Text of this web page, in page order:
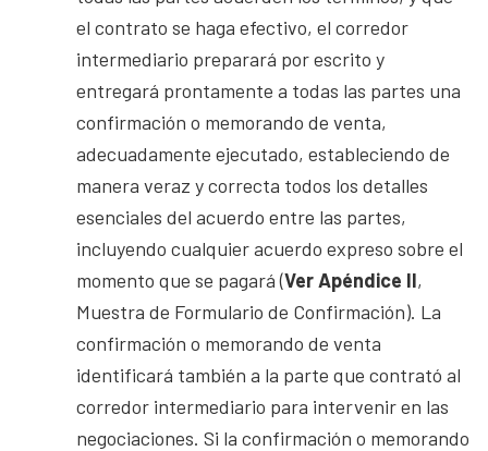
el contrato se haga efectivo, el corredor
intermediario preparará por escrito y
entregará prontamente a todas las partes una
confirmación o memorando de venta,
adecuadamente ejecutado, estableciendo de
manera veraz y correcta todos los detalles
esenciales del acuerdo entre las partes,
incluyendo cualquier acuerdo expreso sobre el
momento que se pagará (Ver Apéndice II,
Muestra de Formulario de Confirmación). La
confirmación o memorando de venta
identificará también a la parte que contrató al
corredor intermediario para intervenir en las
negociaciones. Si la confirmación o memorando